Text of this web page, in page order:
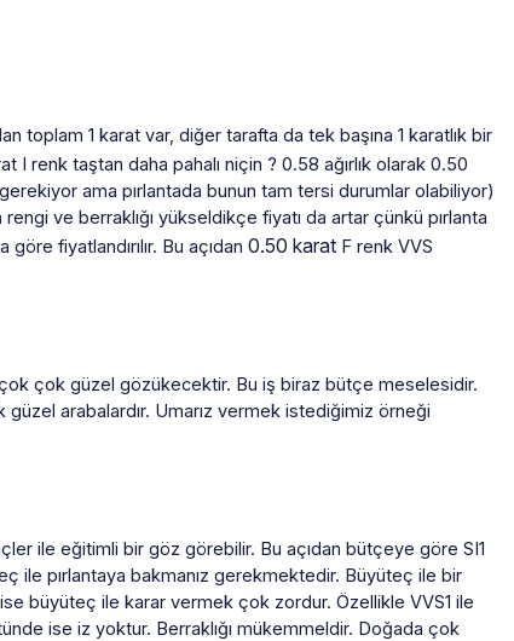
toplam 1 karat var, diğer tarafta da tek başına 1 karatlık bir
I renk taştan daha pahalı niçin ? 0.58 ağırlık olarak 0.50
ama pırlantada bunun tam tersi durumlar olabiliyor)
ve berraklığı yükseldikçe fiyatı da artar çünkü pırlanta
fiyatlandırılır. Bu açıdan 0.50 karat F renk VVS
çok güzel gözükecektir. Bu iş biraz bütçe meselesidir.
arabalardır. Umarız vermek istediğimiz örneği
ile eğitimli bir göz görebilir. Bu açıdan bütçeye göre SI1
ile pırlantaya bakmanız gerekmektedir. Büyüteç ile bir
büyüteç ile karar vermek çok zordur. Özellikle VVS1 ile
ise iz yoktur. Berraklığı mükemmeldir. Doğada çok